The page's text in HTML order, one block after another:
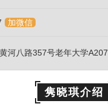
加微信
河八路357号老年大学A207
隽晓琪介绍